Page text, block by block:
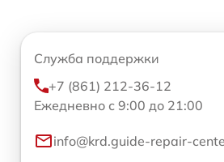
Служба поддержки
+7 (861) 212-36-12
Ежедневно с 9:00 до 21:00
info@krd.guide-repair-